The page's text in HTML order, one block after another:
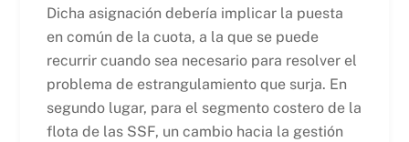
Dicha asignación debería implicar la puesta
en común de la cuota, a la que se puede
recurrir cuando sea necesario para resolver el
problema de estrangulamiento que surja. En
segundo lugar, para el segmento costero de la
flota de las SSF, un cambio hacia la gestión